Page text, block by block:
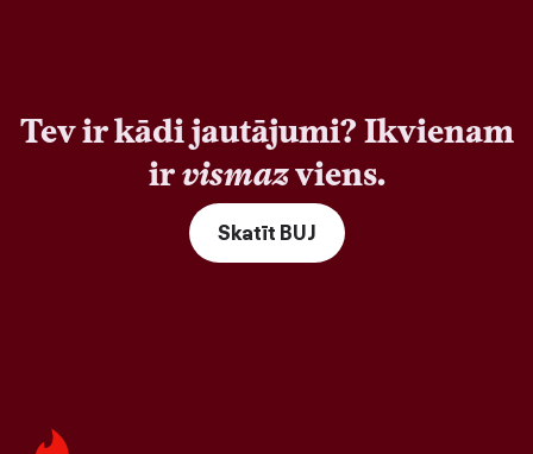
Tev ir kādi jautājumi? Ikvienam
irvismazviens.
Skatīt BUJ